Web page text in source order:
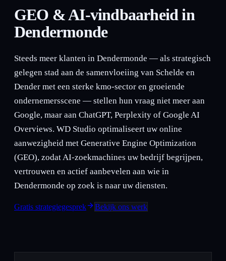
GEO & AI-vindbaarheid in
Dendermonde
Steeds meer klanten in Dendermonde — als strategisch
gelegen stad aan de samenvloeiing van Schelde en
Dender met een sterke kmo-sector en groeiende
ondernemersscene — stellen hun vraag niet meer aan
Google, maar aan ChatGPT, Perplexity of Google AI
Overviews. WD Studio optimaliseert uw online
aanwezigheid met Generative Engine Optimization
(GEO), zodat AI-zoekmachines uw bedrijf begrijpen,
vertrouwen en actief aanbevelen aan wie in
Dendermonde op zoek is naar uw diensten.
Gratis strategiegesprek Bekijk ons werk